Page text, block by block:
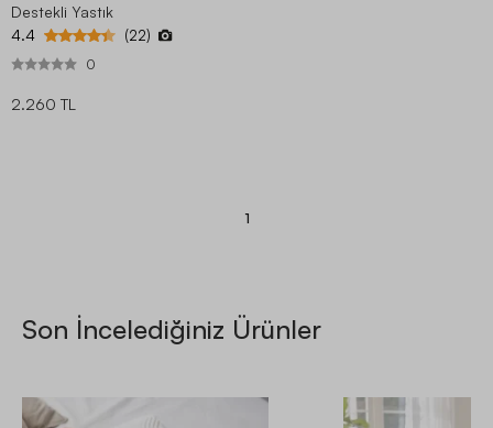
Destekli Yastık
4.4
(22)
0
2.260 TL
1
Son İncelediğiniz Ürünler